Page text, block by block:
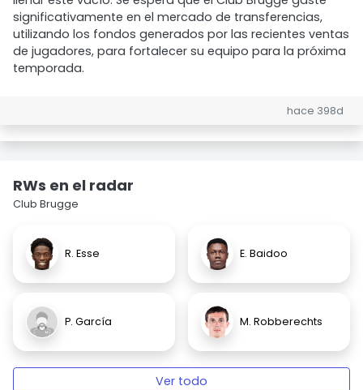
significativamente en el mercado de transferencias,
utilizando los fondos generados por las recientes ventas
de jugadores, para fortalecer su equipo para la próxima
temporada.
hace 398d
RWs en el radar
Club Brugge
R. Esse E. Baidoo
P. García M. Robberechts
Ver todo